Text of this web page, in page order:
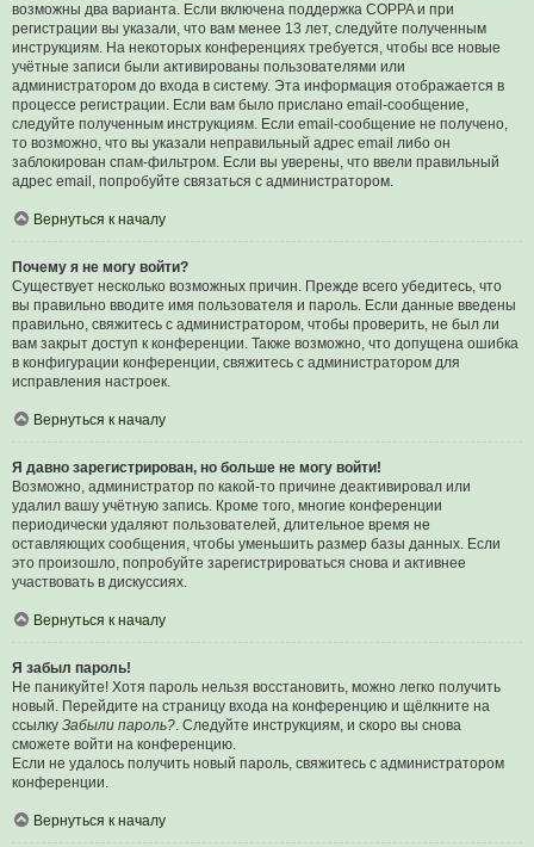
возможны два варианта. Если включена поддержка COPPA и при
регистрации вы указали, что вам менее 13 лет, следуйте полученным
инструкциям. На некоторых конференциях требуется, чтобы все новые
учётные записи были активированы пользователями или
администратором до входа в систему. Эта информация отображается в
процессе регистрации. Если вам было прислано email-сообщение,
следуйте полученным инструкциям. Если email-сообщение не получено,
то возможно, что вы указали неправильный адрес email либо он
заблокирован спам-фильтром. Если вы уверены, что ввели правильный
адрес email, попробуйте связаться с администратором.
Вернуться к началу
Почему я не могу войти?
Существует несколько возможных причин. Прежде всего убедитесь, что
вы правильно вводите имя пользователя и пароль. Если данные введены
правильно, свяжитесь с администратором, чтобы проверить, не был ли
вам закрыт доступ к конференции. Также возможно, что допущена ошибка
в конфигурации конференции, свяжитесь с администратором для
исправления настроек.
Вернуться к началу
Я давно зарегистрирован, но больше не могу войти!
Возможно, администратор по какой-то причине деактивировал или
удалил вашу учётную запись. Кроме того, многие конференции
периодически удаляют пользователей, длительное время не
оставляющих сообщения, чтобы уменьшить размер базы данных. Если
это произошло, попробуйте зарегистрироваться снова и активнее
участвовать в дискуссиях.
Вернуться к началу
Я забыл пароль!
Не паникуйте! Хотя пароль нельзя восстановить, можно легко получить
новый. Перейдите на страницу входа на конференцию и щёлкните на
ссылку Забыли пароль?. Следуйте инструкциям, и скоро вы снова
сможете войти на конференцию.
Если не удалось получить новый пароль, свяжитесь с администратором
конференции.
Вернуться к началу